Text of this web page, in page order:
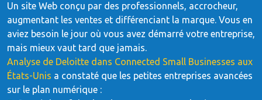
Un site Web conçu par des professionnels, accrocheur,
augmentant les ventes et différenciant la marque. Vous en
aviez besoin le jour où vous avez démarré votre entreprise,
mais mieux vaut tard que jamais.
Analyse de Deloitte dans Connected Small Businesses aux
États-Unis a constaté que les petites entreprises avancées
sur le plan numérique :